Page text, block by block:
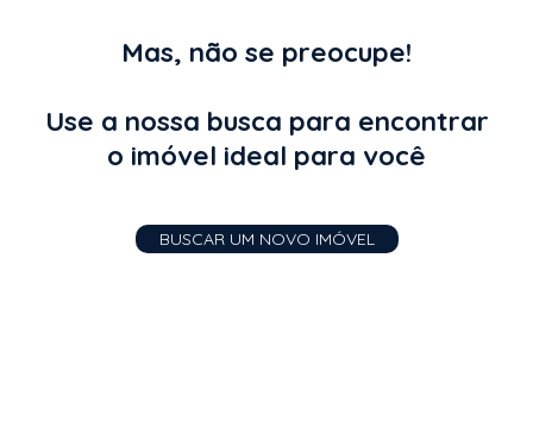
Mas, não se preocupe!
Use a nossa busca para encontrar
o imóvel ideal para você
BUSCAR UM NOVO IMÓVEL